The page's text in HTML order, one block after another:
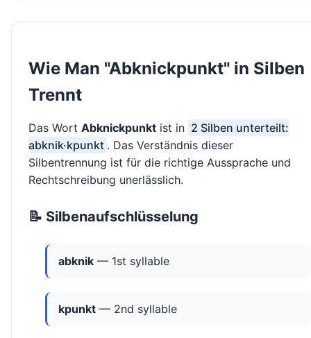
Wie Man "Abknickpunkt" in Silben
Trennt
Das Wort Abknickpunkt ist in 2 Silben unterteilt:
abknik·kpunkt . Das Verständnis dieser
Silbentrennung ist für die richtige Aussprache und
Rechtschreibung unerlässlich.
📝 Silbenaufschlüsselung
abknik — 1st syllable
kpunkt — 2nd syllable